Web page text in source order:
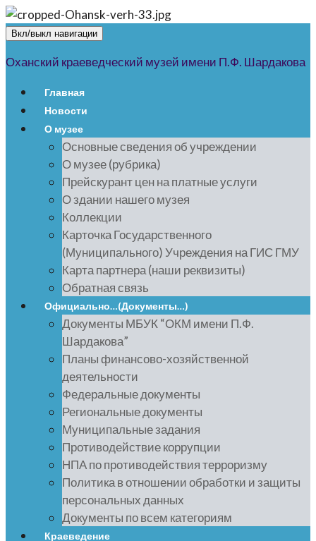
Вкл/выкл навигации
Оханский краеведческий музей имени П.Ф. Шардакова
Главная
Новости
О музее
Основные сведения об учреждении
О музее (рубрика)
Прейскурант цен на платные услуги
О здании нашего музея
Коллекции
Карточка Государственного
(Муниципального) Учреждения на ГИС ГМУ
Карта партнера (наши реквизиты)
Обратная связь
Официально…(Документы…)
Документы МБУК “ОКМ имени П.Ф.
Шардакова”
Планы финансово-хозяйственной
деятельности
Федеральные документы
Региональные документы
Муниципальные задания
Противодействие коррупции
НПА по противодействия терроризму
Политика в отношении обработки и защиты
персональных данных
Документы по всем категориям
Краеведение